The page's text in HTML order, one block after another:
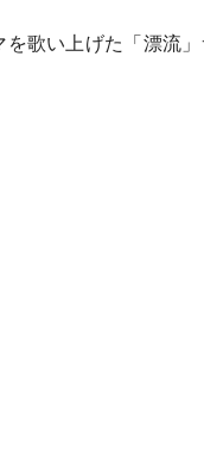
歌い上げた「漂流」